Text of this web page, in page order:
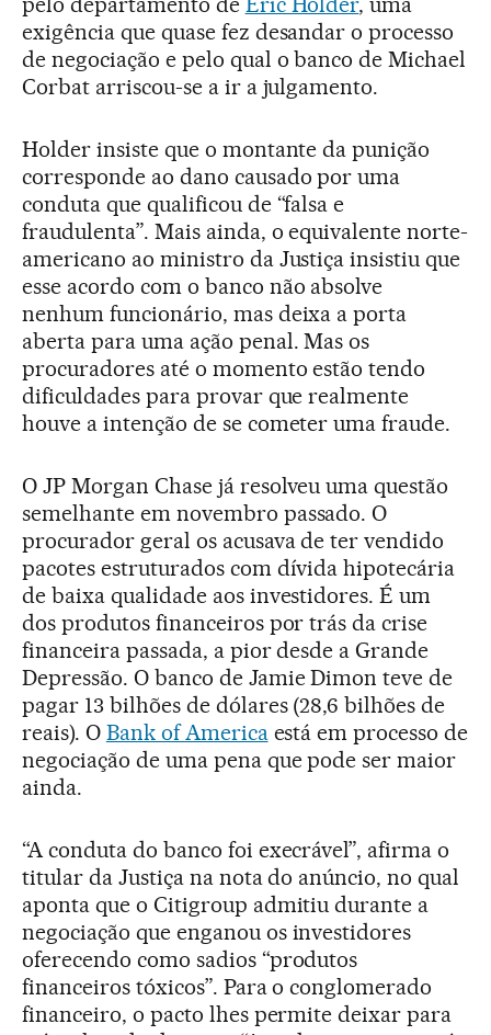
exigência que quase fez desandar o processo
de negociação e pelo qual o banco de Michael
Corbat arriscou-se a ir a julgamento.
Holder insiste que o montante da punição
corresponde ao dano causado por uma
conduta que qualificou de “falsa e
fraudulenta”. Mais ainda, o equivalente norte-
americano ao ministro da Justiça insistiu que
esse acordo com o banco não absolve
nenhum funcionário, mas deixa a porta
aberta para uma ação penal. Mas os
procuradores até o momento estão tendo
dificuldades para provar que realmente
houve a intenção de se cometer uma fraude.
O JP Morgan Chase já resolveu uma questão
semelhante em novembro passado. O
procurador geral os acusava de ter vendido
pacotes estruturados com dívida hipotecária
de baixa qualidade aos investidores. É um
dos produtos financeiros por trás da crise
financeira passada, a pior desde a Grande
Depressão. O banco de Jamie Dimon teve de
pagar 13 bilhões de dólares (28,6 bilhões de
reais). O Bank of Americaestá em processo de
negociação de uma pena que pode ser maior
ainda.
“A conduta do banco foi execrável”, afirma o
titular da Justiça na nota do anúncio, no qual
aponta que o Citigroup admitiu durante a
negociação que enganou os investidores
oferecendo como sadios “produtos
financeiros tóxicos”. Para o conglomerado
financeiro, o pacto lhes permite deixar para